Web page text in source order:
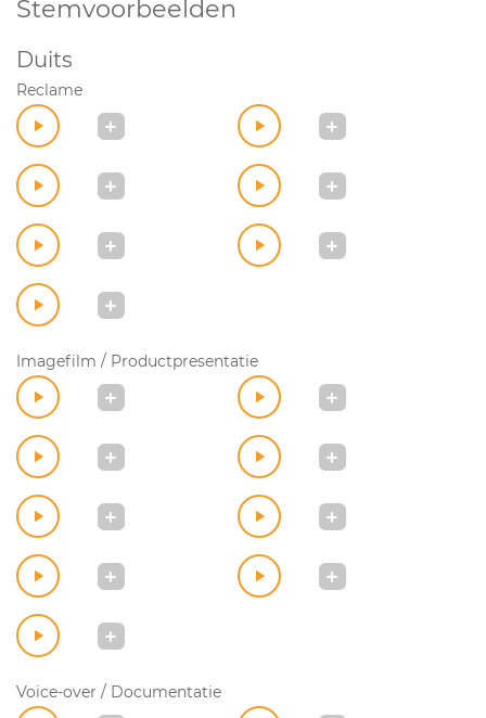
Stemvoorbeelden
Duits
Reclame
Imagefilm / Productpresentatie
Voice-over / Documentatie